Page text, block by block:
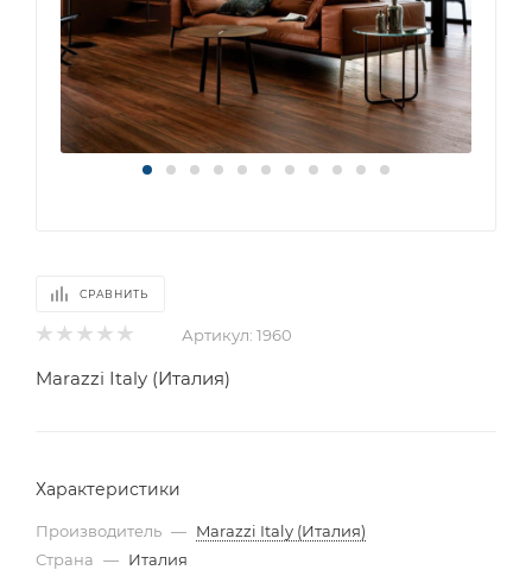
СРАВНИТЬ
Артикул: 1960
Marazzi Italy (Италия)
Характеристики
Производитель — Marazzi Italy (Италия)
Страна — Италия